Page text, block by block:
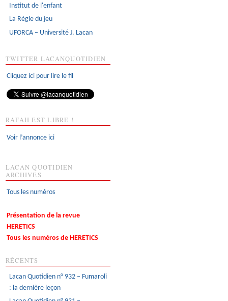
Institut de l'enfant
La Règle du jeu
UFORCA – Université J. Lacan
TWITTER LACANQUOTIDIEN
Cliquez ici pour lire le fil
RAFAH EST LIBRE !
Voir l’annonce ici
LACAN QUOTIDIEN
ARCHIVES
Tous les numéros
Présentation de la revue
HERETICS
Tous les numéros de HERETICS
RÉCENTS
Lacan Quotidien n° 932 – Fumaroli
: la dernière leçon